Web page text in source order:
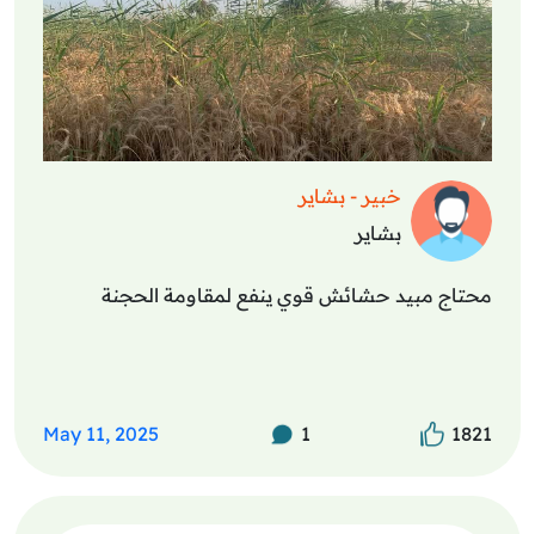
خبير - بشاير
بشاير
محتاج مبيد حشائش قوي ينفع لمقاومة الحجنة
1821
1
May 11, 2025